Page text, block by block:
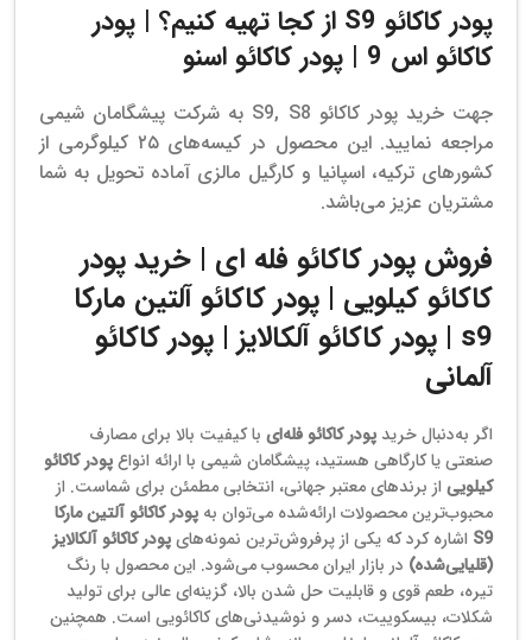
پودر کاکائو S9 از کجا تهیه کنیم؟ | پودر
کاکائو اس 9 | پودر کاکائو اسنو
جهت خرید پودر کاکائو S9, S8 به شرکت پیشگامان شیمی
مراجعه نمایید. این محصول در کیسه‌های ۲۵ کیلوگرمی از
کشورهای ترکیه، اسپانیا و کارگیل مالزی آماده تحویل به شما
مشتریان عزیز می‌باشد.
فروش پودر کاکائو فله ای | خرید پودر
کاکائو کیلویی | پودر کاکائو آلتین مارکا
s9 | پودر کاکائو آلکالایز | پودر کاکائو
آلمانی
اگر به‌دنبال خرید پودر کاکائو فله‌ای با کیفیت بالا برای مصارف
صنعتی یا کارگاهی هستید، پیشگامان شیمی با ارائه انواعپودر کاکائو
کیلویی از برندهای معتبر جهانی، انتخابی مطمئن برای شماست. از
محبوب‌ترین محصولات ارائه‌شده می‌توان به پودر کاکائو آلتین مارکا
S9 اشاره کرد که یکی از پرفروش‌ترین نمونه‌هایپودر کاکائو آلکالایز
(قلیایی‌شده) در بازار ایران محسوب می‌شود. این محصول با رنگ
تیره، طعم قوی و قابلیت حل شدن بالا، گزینه‌ای عالی برای تولید
شکلات، بیسکوییت، دسر و نوشیدنی‌های کاکائویی است. همچنین